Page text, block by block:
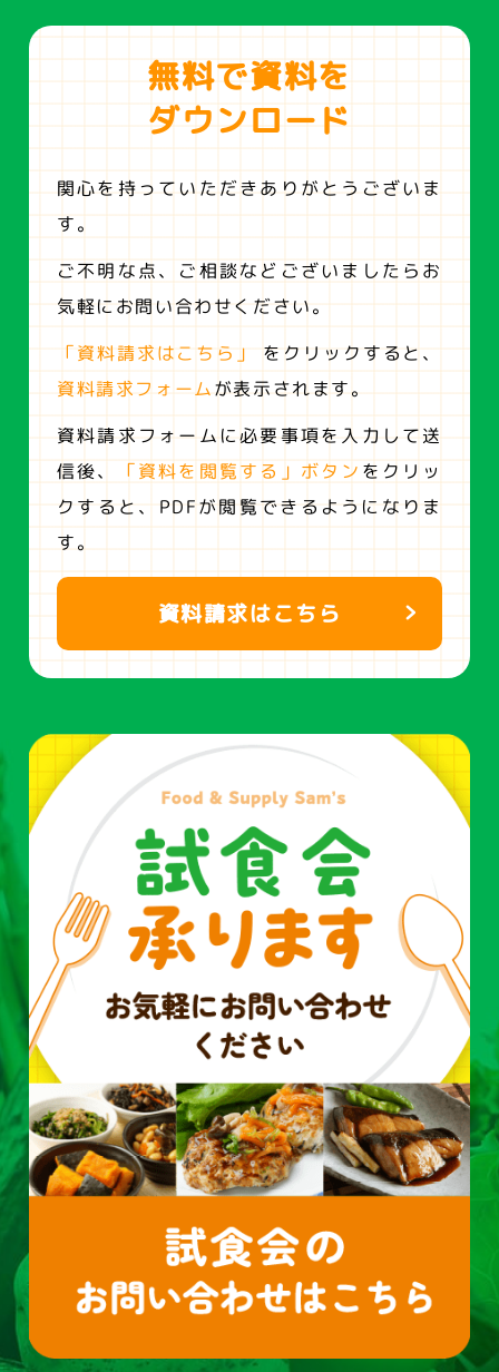
無料で資料を
ダウンロード
関心を持っていただきありがとうございま
す。
ご不明な点、ご相談などございましたらお
気軽にお問い合わせください。
「資料請求はこちら」
をクリックすると、
資料請求フォームが表示されます。
資料請求フォームに必要事項を入力して送
信後、
「資料を閲覧する」ボタン をクリッ
クすると、 PDFが閲覧できるようになりま
す。
資料請求はこちら